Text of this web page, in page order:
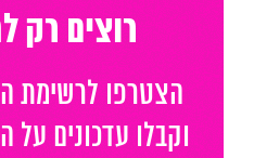
רוצים רק
הצטרפו לרשימת
וקבלו עדכונים על